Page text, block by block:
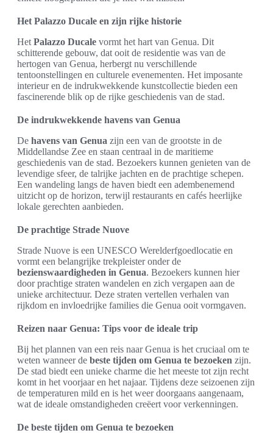
Het Palazzo Ducale en zijn rijke historie
Het Palazzo Ducale vormt het hart van Genua. Dit
schitterende gebouw, dat ooit de residentie was van de
hertogen van Genua, herbergt nu verschillende
tentoonstellingen en culturele evenementen. Het imposante
interieur en de indrukwekkende kunstcollectie bieden een
fascinerende blik op de rijke geschiedenis van de stad.
De indrukwekkende havens van Genua
De havens van Genua zijn een van de grootste in de
Middellandse Zee en staan centraal in de maritieme
geschiedenis van de stad. Bezoekers kunnen genieten van de
levendige sfeer, de talrijke jachten en de prachtige schepen.
Een wandeling langs de haven biedt een adembenemend
uitzicht op de horizon, terwijl restaurants en cafés heerlijke
lokale gerechten aanbieden.
De prachtige Strade Nuove
Strade Nuove is een UNESCO Werelderfgoedlocatie en
vormt een belangrijke trekpleister onder de
bezienswaardigheden in Genua. Bezoekers kunnen hier
door prachtige straten wandelen en zich vergapen aan de
unieke architectuur. Deze straten vertellen verhalen van
rijkdom en invloedrijke families die Genua ooit vormgaven.
Reizen naar Genua: Tips voor de ideale trip
Bij het plannen van een reis naar Genua is het cruciaal om te
weten wanneer de beste tijden om Genua te bezoeken zijn.
De stad biedt een unieke charme die het meeste tot zijn recht
komt in het voorjaar en het najaar. Tijdens deze seizoenen zijn
de temperaturen mild en is het weer doorgaans aangenaam,
wat de ideale omstandigheden creëert voor verkenningen.
De beste tijden om Genua te bezoeken